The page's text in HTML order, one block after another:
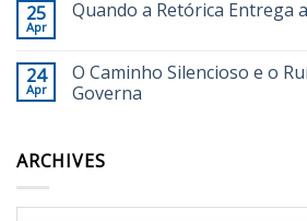
25
Apr
Quando a Retórica Entrega
24
Apr
O Caminho Silencioso e o
Governa
ARCHIVES